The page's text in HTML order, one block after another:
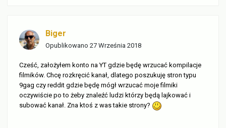
Biger
Opublikowano 27 Września 2018
Cześć, założyłem konto na YT gdzie będę wrzucać kompilacje
filmików. Chcę rozkręcić kanał, dlatego poszukuję stron typu
9gag czy reddit gdzie będę mógł wrzucać moje filmiki
oczywiście po to żeby znaleźć ludzi którzy będą lajkować i
subować kanał. Zna ktoś z was takie strony?